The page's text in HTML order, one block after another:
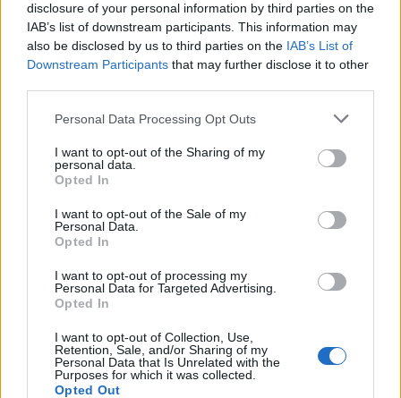
disclosure of your personal information by third parties on the
IAB’s list of downstream participants. This information may
also be disclosed by us to third parties on the IAB’s List of
Downstream Participants that may further disclose it to other
Personal Data Processing Opt Outs
I want to opt-out of the Sharing of my
personal data.
Opted In
I want to opt-out of the Sale of my
Personal Data.
Opted In
I want to opt-out of processing my
Personal Data for Targeted Advertising.
Opted In
I want to opt-out of Collection, Use,
Retention, Sale, and/or Sharing of my
Personal Data that Is Unrelated with the
Purposes for which it was collected.
Opted Out
βίωσαν στα Μπόρα Μπόρα με καρχαρίες και
σαλάχια
CELEBRITIES